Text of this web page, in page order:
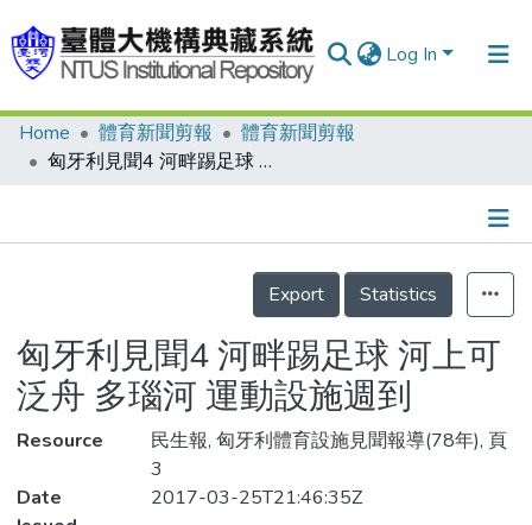
Log In
Communities & Collections
Statistics
Home 體育新聞剪報
體育新聞剪報
匈牙利見聞4 河畔踢足球 河上可泛舟 多瑙河 運動設施週到
Details
Export
Statistics
匈牙利見聞4 河畔踢足球 河上可
泛舟 多瑙河 運動設施週到
Resource
民生報, 匈牙利體育設施見聞報導(78年), 頁
3
Date
2017-03-25T21:46:35Z